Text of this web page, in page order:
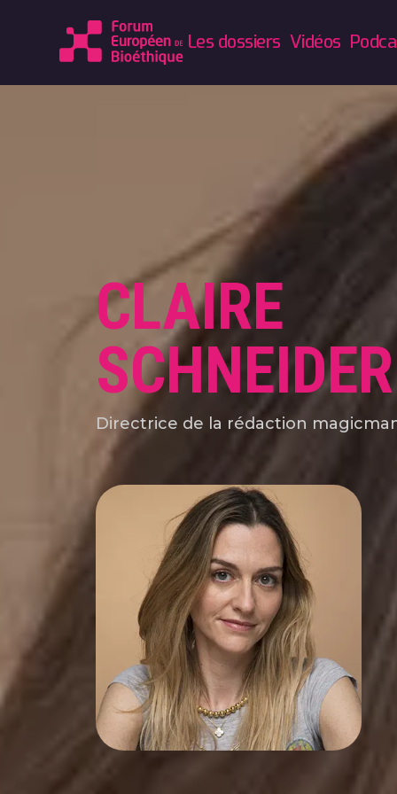
Les dossiers Vidéos
CLAIRE
SCHNEIDER
Directrice de la rédaction